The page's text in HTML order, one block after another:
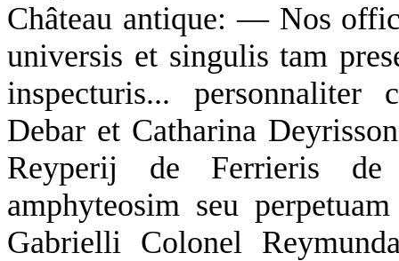
Château antique: — Nos
universis et singulis tam
inspecturis... personnaliter
Debar et Catharina
Reyperij de Ferrieris de
amphyteosim seu
Gabrielli Colonel